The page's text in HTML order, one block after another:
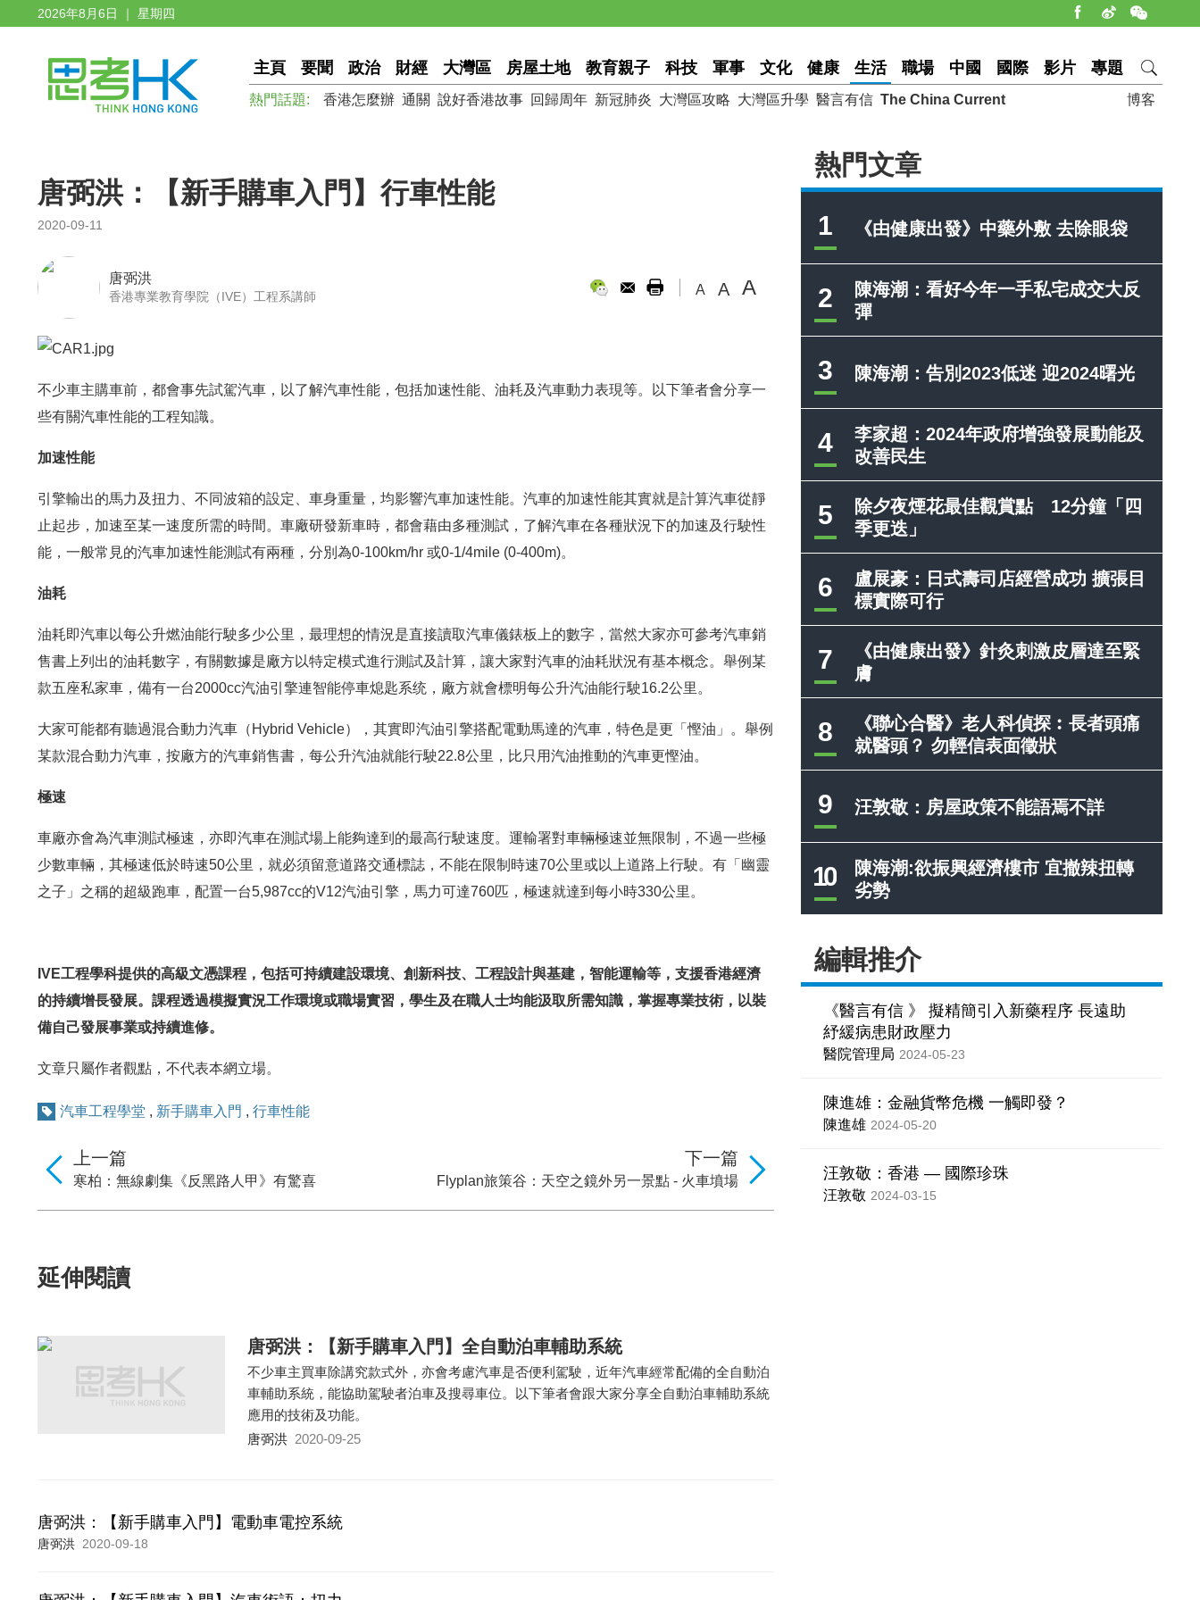
2026年8月6日 ｜ 星期四
主頁 要聞 政治 財經 大灣區 房屋土地 教育親子 科技 軍事 文化 健康 生活 職場 中國 國際 影片 專題
博客
熱門話題: 香港怎麼辦 通關 說好香港故事 回歸周年 新冠肺炎 大灣區攻略 大灣區升學 醫言有信 The China Current
熱門文章
1 《由健康出發》中藥外敷 去除眼袋
2
陳海潮：看好今年一手私宅成交大反
彈
3 陳海潮：告別2023低迷 迎2024曙光
4
李家超：2024年政府增強發展動能及
改善民生
5
除夕夜煙花最佳觀賞點 12分鐘「四
季更迭」
6
盧展豪：日式壽司店經營成功 擴張目
標實際可行
7
《由健康出發》針灸刺激皮層達至緊
膚
8
《聯心合醫》老人科偵探︰長者頭痛
就醫頭？ 勿輕信表面徵狀
9 汪敦敬：房屋政策不能語焉不詳
10
陳海潮:欲振興經濟樓市 宜撤辣扭轉
劣勢
編輯推介
《醫言有信 》 擬精簡引入新藥程序 長遠助
紓緩病患財政壓力
醫院管理局 2024-05-23
陳進雄：金融貨幣危機 一觸即發？
陳進雄 2024-05-20
汪敦敬：香港 — 國際珍珠
汪敦敬 2024-03-15
唐弼洪：【新手購車入門】行車性能
2020-09-11
唐弼洪
香港專業教育學院（IVE）工程系講師 A A A
不少車主購車前，都會事先試駕汽車，以了解汽車性能，包括加速性能、油耗及汽車動力表現等。以下筆者會分享一
些有關汽車性能的工程知識。
加速性能
引擎輸出的馬力及扭力、不同波箱的設定、車身重量，均影響汽車加速性能。汽車的加速性能其實就是計算汽車從靜
止起步，加速至某一速度所需的時間。車廠研發新車時，都會藉由多種測試，了解汽車在各種狀況下的加速及行駛性
能，一般常見的汽車加速性能測試有兩種，分別為0-100km/hr 或0-1/4mile (0-400m)。
油耗
油耗即汽車以每公升燃油能行駛多少公里，最理想的情況是直接讀取汽車儀錶板上的數字，當然大家亦可參考汽車銷
售書上列出的油耗數字，有關數據是廠方以特定模式進行測試及計算，讓大家對汽車的油耗狀況有基本概念。舉例某
款五座私家車，備有一台2000cc汽油引擎連智能停車熄匙系统，廠方就會標明每公升汽油能行駛16.2公里。
大家可能都有聽過混合動力汽車（Hybrid Vehicle），其實即汽油引擎搭配電動馬達的汽車，特色是更「慳油」。舉例
某款混合動力汽車，按廠方的汽車銷售書，每公升汽油就能行駛22.8公里，比只用汽油推動的汽車更慳油。
極速
車廠亦會為汽車測試極速，亦即汽車在測試場上能夠達到的最高行駛速度。運輸署對車輛極速並無限制，不過一些極
少數車輛，其極速低於時速50公里，就必須留意道路交通標誌，不能在限制時速70公里或以上道路上行駛。有「幽靈
之子」之稱的超級跑車，配置一台5,987cc的V12汽油引擎，馬力可達760匹，極速就達到每小時330公里。
IVE工程學科提供的高級文憑課程，包括可持續建設環境、創新科技、工程設計與基建，智能運輸等，支援香港經濟
的持續增長發展。課程透過模擬實況工作環境或職場實習，學生及在職人士均能汲取所需知識，掌握專業技術，以裝
備自己發展事業或持續進修。
文章只屬作者觀點，不代表本網立場。
汽車工程學堂 , 新手購車入門 , 行車性能
下一篇
Flyplan旅策谷：天空之鏡外另一景點 - 火車墳場
上一篇
寒柏：無線劇集《反黑路人甲》有驚喜
延伸閱讀
唐弼洪：【新手購車入門】全自動泊車輔助系統
不少車主買車除講究款式外，亦會考慮汽車是否便利駕駛，近年汽車經常配備的全自動泊
車輔助系統，能協助駕駛者泊車及搜尋車位。以下筆者會跟大家分享全自動泊車輔助系統
應用的技術及功能。
唐弼洪 2020-09-25
唐弼洪：【新手購車入門】電動車電控系統
唐弼洪 2020-09-18